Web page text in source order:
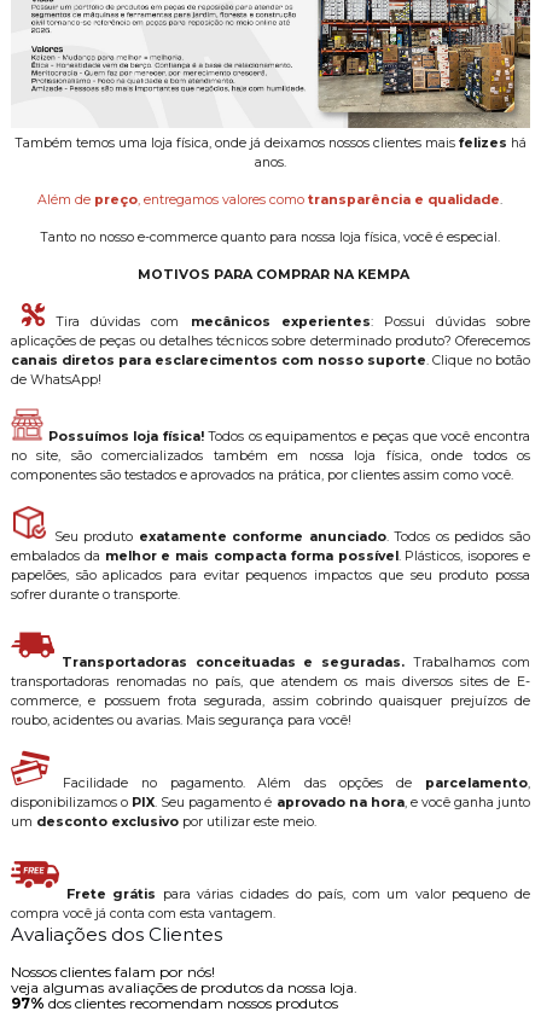
Também temos uma loja física, onde já deixamos nossos clientes mais felizes há
anos.
Além de preço, entregamos valores comotransparência e qualidade.
Tanto no nosso e-commerce quanto para nossa loja física, você é especial.
MOTIVOS PARA COMPRAR NA KEMPA
Tira dúvidas com mecânicos experientes: Possui dúvidas sobre
aplicações de peças ou detalhes técnicos sobre determinado produto? Oferecemos
canais diretos para esclarecimentos com nosso suporte. Clique no botão
de WhatsApp!
Possuímos loja física!Todos os equipamentos e peças que você encontra
no site, são comercializados também em nossa loja física, onde todos os
componentes são testados e aprovados na prática, por clientes assim como você.
Seu produto exatamente conforme anunciado. Todos os pedidos são
embalados da melhor e mais compacta forma possível . Plásticos, isopores e
papelões, são aplicados para evitar pequenos impactos que seu produto possa
sofrer durante o transporte.
Transportadoras conceituadas e seguradas. Trabalhamos com
transportadoras renomadas no país, que atendem os mais diversos sites de E-
commerce, e possuem frota segurada, assim cobrindo quaisquer prejuízos de
roubo, acidentes ou avarias. Mais segurança para você!
Facilidade no pagamento. Além das opções de parcelamento,
disponibilizamos o PIX. Seu pagamento é aprovado na hora, e você ganha junto
um desconto exclusivopor utilizar este meio.
Frete grátis para várias cidades do país, com um valor pequeno de
compra você já conta com esta vantagem.
Avaliações dos Clientes
Nossos clientes falam por nós!
veja algumas avaliações de produtos da nossa loja.
97% dos clientes recomendam nossos produtos